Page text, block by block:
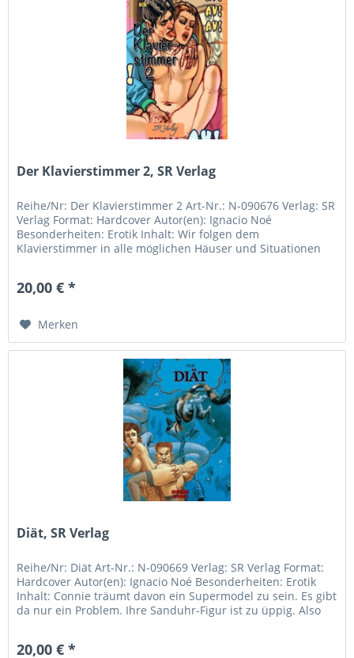
Der Klavierstimmer 2, SR Verlag
Reihe/Nr: Der Klavierstimmer 2 Art-Nr.: N-090676 Verlag: SR
Verlag Format: Hardcover Autor(en): Ignacio Noé
Besonderheiten: Erotik Inhalt: Wir folgen dem
Klavierstimmer in alle möglichen Häuser und Situationen
20,00 € *
Merken
Diät, SR Verlag
Reihe/Nr: Diät Art-Nr.: N-090669 Verlag: SR Verlag Format:
Hardcover Autor(en): Ignacio Noé Besonderheiten: Erotik
Inhalt: Connie träumt davon ein Supermodel zu sein. Es gibt
da nur ein Problem. Ihre Sanduhr-Figur ist zu üppig. Also
20,00 € *